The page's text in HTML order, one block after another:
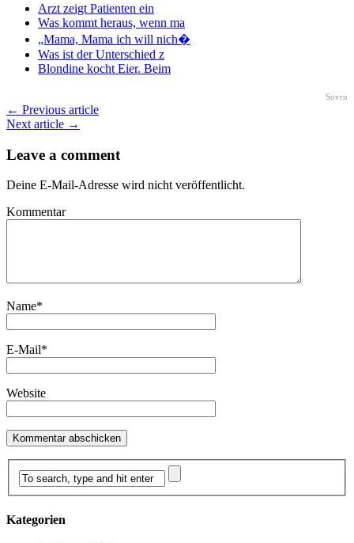
Arzt zeigt Patienten ein
Was kommt heraus, wenn ma
„Mama, Mama ich will nich�
Was ist der Unterschied z
Blondine kocht Eier. Beim
Sovrn
← Previous article
Next article →
Leave a comment
Deine E-Mail-Adresse wird nicht veröffentlicht.
Kommentar
Name*
E-Mail*
Website
Kategorien